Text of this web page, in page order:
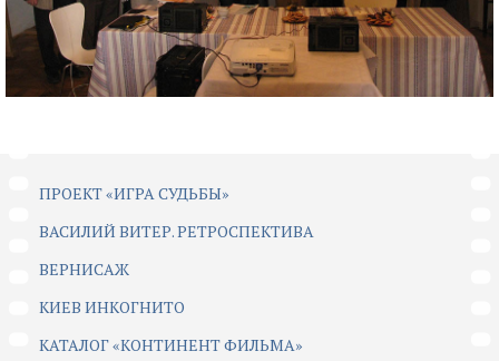
ПРОЕКТ «ИГРА СУДЬБЫ»
ВАСИЛИЙ ВИТЕР. РЕТРОСПЕКТИВА
ВЕРНИСАЖ
КИЕВ ИНКОГНИТО
КАТАЛОГ «КОНТИНЕНТ ФИЛЬМА»